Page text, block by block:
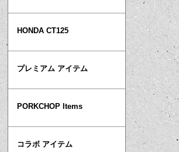
HONDA CT125
プレミアム アイテム
PORKCHOP Items
コラボ アイテム